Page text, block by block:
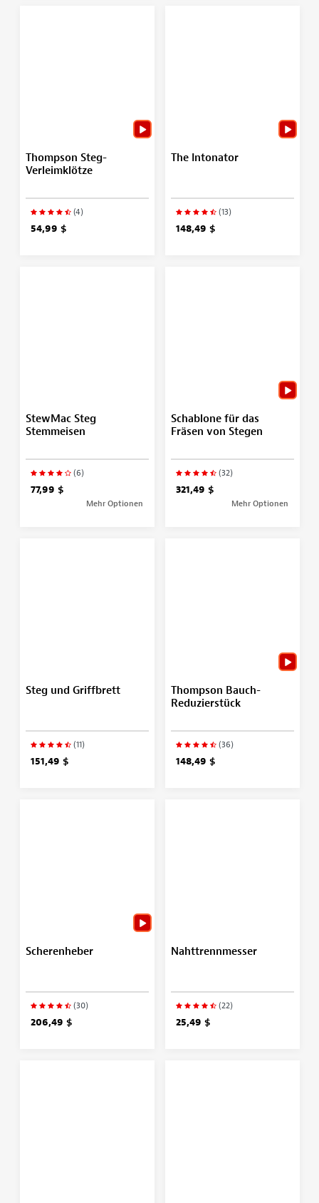
Thompson Steg-
Verleimklötze
(4)
54,99 $
The Intonator
(13)
148,49 $
StewMac Steg
Stemmeisen
(6)
77,99 $
Mehr Optionen
Schablone für das
Fräsen von Stegen
(32)
321,49 $
Mehr Optionen
Steg und Griffbrett
(11)
151,49 $
Thompson Bauch-
Reduzierstück
(36)
148,49 $
Scherenheber
(30)
206,49 $
Nahttrennmesser
(22)
25,49 $